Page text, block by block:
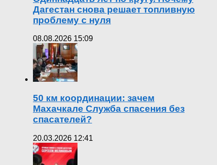
Дагестан снова решает топливную
проблему с нуля
08.08.2026 15:09
50 км координации: зачем
Махачкале Служба спасения без
спасателей?
20.03.2026 12:41